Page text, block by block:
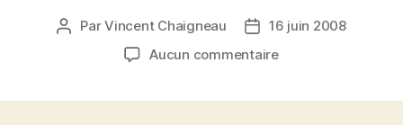
Auteur
ParVincent Chaigneau
Date
de
16 juin 2008
Aucun commentairesur